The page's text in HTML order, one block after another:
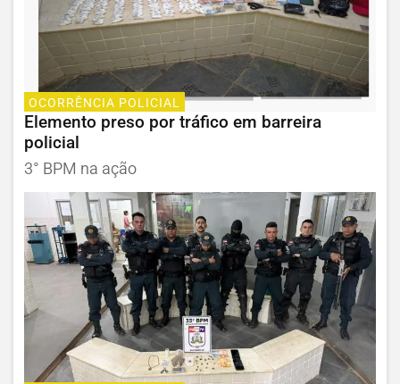
OCORRÊNCIA POLICIAL
Elemento preso por tráfico em barreira
policial
3° BPM na ação